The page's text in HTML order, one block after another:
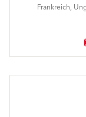
Frankreich,